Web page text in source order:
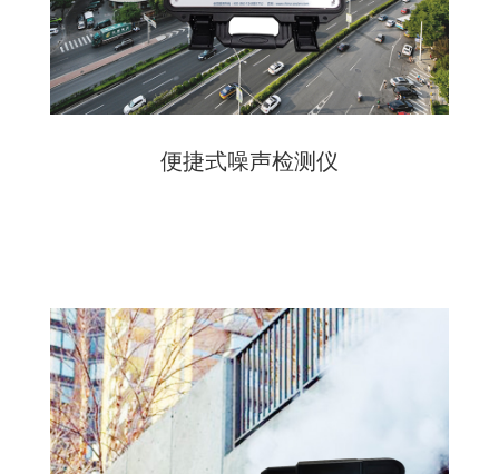
便捷式噪声检测仪